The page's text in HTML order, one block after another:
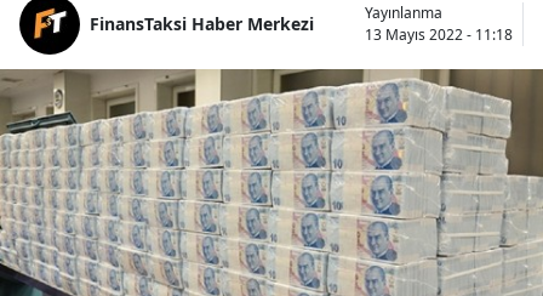
FinansTaksi Haber Merkezi
Yayınlanma
13 Mayıs 2022 - 11:18